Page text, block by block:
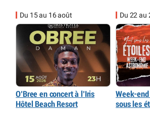
Du 15 au 16 août
O’Bree en concert à l’Iris
Hôtel Beach Resort
Du 22 au
Week-
sous les